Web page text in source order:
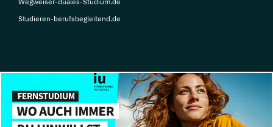
Studieren-berufsbegleitend.de
© Copyright 2026, TarGroup Media GmbH
Impressum
Über Datenschutzerklärung Nutzungsbedingungen